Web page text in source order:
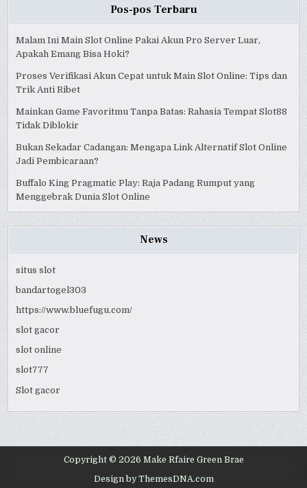
Pos-pos Terbaru
Malam Ini Main Slot Online Pakai Akun Pro Server Luar,
Apakah Emang Bisa Hoki?
Proses Verifikasi Akun Cepat untuk Main Slot Online: Tips dan
Trik Anti Ribet
Mainkan Game Favoritmu Tanpa Batas: Rahasia Tempat Slot88
Tidak Diblokir
Bukan Sekadar Cadangan: Mengapa Link Alternatif Slot Online
Jadi Pembicaraan?
Buffalo King Pragmatic Play: Raja Padang Rumput yang
Menggebrak Dunia Slot Online
News
situs slot
bandartogel303
https://www.bluefugu.com/
slot gacor
slot online
slot777
Slot gacor
Copyright © 2026 Make Rfaire Green Brae
Design by ThemesDNA.com